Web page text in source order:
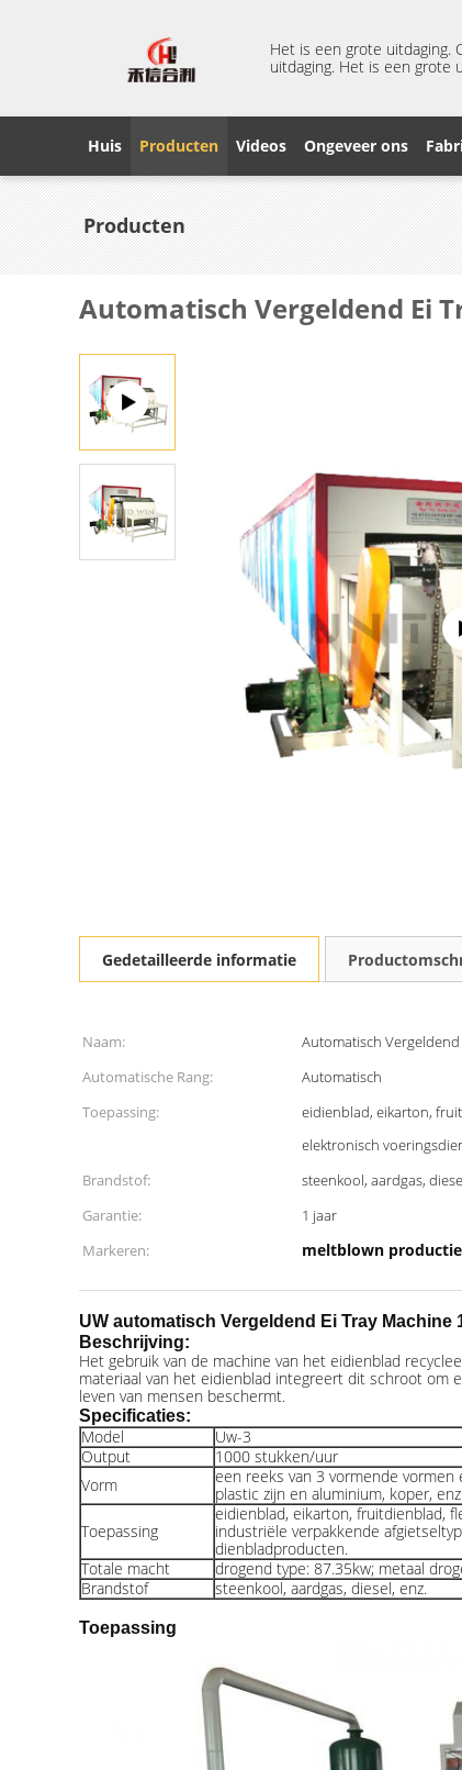
Het is een grote uitdaging.
uitdaging. Het is een grote
Huis Producten Videos Ongeveer ons
Producten
Automatisch Vergeldend Ei
Gedetailleerde informatie
Naam: Automatisch Vergeldend
Automatische Rang:
Automatisch
Toepassing:
eidienblad, eikarton,
elektronisch
Brandstof: steenkool, aardgas,
Garantie:
1 jaar
Markeren:
meltblown
UW automatisch Vergeldend Ei Tray
Beschrijving:
Het gebruik van de machine van het eidienblad
materiaal van het eidienblad integreert dit schroot om
leven van mensen beschermt.
Specificaties:
Model
Uw-3
Output
1000 stukken/uur
Vorm
een reeks van 3 vormende
plastic zijn en aluminium, koper,
Toepassing
eidienblad, eikarton, fruitdienblad,
industriële verpakkende
dienbladproducten.
Totale macht
drogend type: 87.35kw; metaal
Brandstof
steenkool, aardgas, diesel, enz.
Toepassing